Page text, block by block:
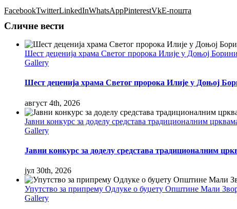
FacebookTwitterLinkedInWhatsAppPinterestVkЕ-пошта
Сличне вести
Шест деценија храма Светог пророка Илије у Доњој Борини
Gallery
Шест деценија храма Светог пророка Илије у Доњој
август 4th, 2026
Јавни конкурс за доделу средстава традиционалним
Gallery
Јавни конкурс за доделу средстава традиционалним
јул 30th, 2026
Упутство за припрему Одлуке о буџету Општине Мали
Gallery